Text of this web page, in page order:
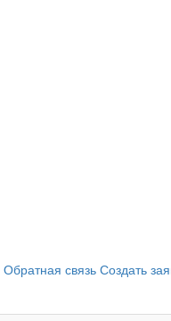
Обратная связь Создать